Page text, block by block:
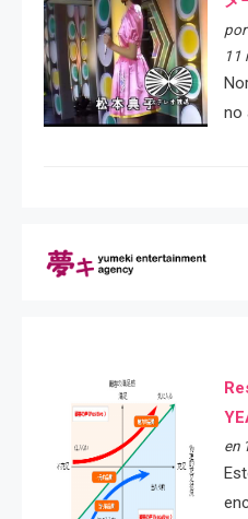
por
11
no
en